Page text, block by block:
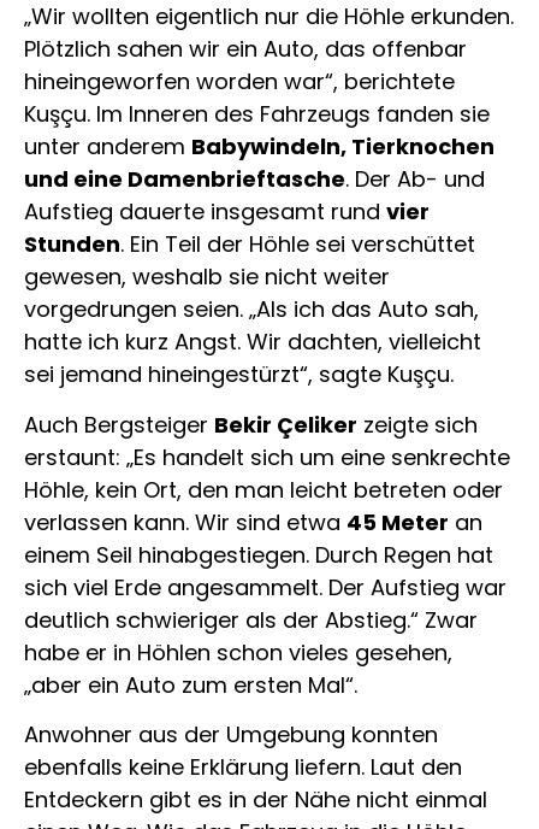
„Wir wollten eigentlich nur die Höhle erkunden.
Plötzlich sahen wir ein Auto, das offenbar
hineingeworfen worden war“, berichtete
Kuşçu. Im Inneren des Fahrzeugs fanden sie
unter anderem Babywindeln, Tierknochen
und eine Damenbrieftasche. Der Ab- und
Aufstieg dauerte insgesamt rund vier
Stunden. Ein Teil der Höhle sei verschüttet
gewesen, weshalb sie nicht weiter
vorgedrungen seien. „Als ich das Auto sah,
hatte ich kurz Angst. Wir dachten, vielleicht
sei jemand hineingestürzt“, sagte Kuşçu.
Auch Bergsteiger Bekir Çeliker zeigte sich
erstaunt: „Es handelt sich um eine senkrechte
Höhle, kein Ort, den man leicht betreten oder
verlassen kann. Wir sind etwa 45 Meter an
einem Seil hinabgestiegen. Durch Regen hat
sich viel Erde angesammelt. Der Aufstieg war
deutlich schwieriger als der Abstieg.“ Zwar
habe er in Höhlen schon vieles gesehen,
„aber ein Auto zum ersten Mal“.
Anwohner aus der Umgebung konnten
ebenfalls keine Erklärung liefern. Laut den
Entdeckern gibt es in der Nähe nicht einmal